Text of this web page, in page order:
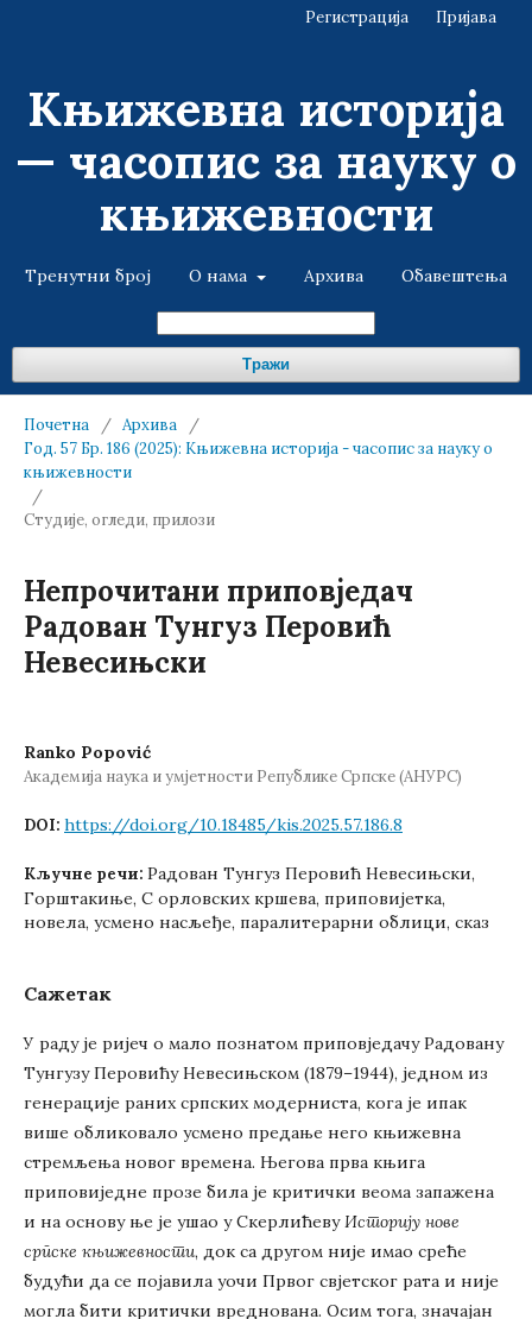
Књижевна историја
— часопис за науку о
књижевности
Тренутни број О нама Архива Обавештења
Тражи
Регистрација Пријава
Почетна / Архива
/
Год. 57 Бр. 186 (2025): Књижевна историја - часопис за науку о
књижевности
/
Студије, огледи, прилози
Непрочитани приповједач
Радован Тунгуз Перовић
Невесињски
Ranko Popović
Академија наука и умјетности Републике Српске (АНУРС)
DOI: https://doi.org/10.18485/kis.2025.57.186.8
Кључне речи: Радован Тунгуз Перовић Невесињски,
Горштакиње, С орловских кршева, приповијетка,
новела, усмено насљеђе, паралитерарни облици, сказ
Сажетак
У раду је ријеч о мало познатом приповједачу Радовану
Тунгузу Перовићу Невесињском (1879–1944), једном из
генерације раних српских модерниста, кога је ипак
више обликовало усмено предање него књижевна
стремљења новог времена. Његова прва књига
приповиједне прозе била је критички веома запажена
и на основу ње је ушао у СкерлићевуИсторију нове
српске књижевности, док са другом није имао среће
будући да се појавила уочи Првог свјетског рата и није
могла бити критички вреднована. Осим тога, значајан